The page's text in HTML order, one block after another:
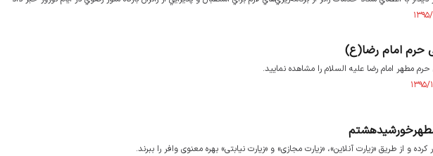
حرم امام رضا(ع)
مطهر امام رضا علیه السلام را مشاهده نمایید.
مطهرخورشیدهشتم
و از طریق «زیارت آنلاین»، «زیارت مجازی» و «زیارت نیابتی» بهره معنوی وافر را ببرند.